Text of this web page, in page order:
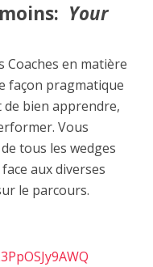
Your
Coaches en matière
façon pragmatique
de bien apprendre,
Vous
tous les wedges
aux diverses
le parcours.